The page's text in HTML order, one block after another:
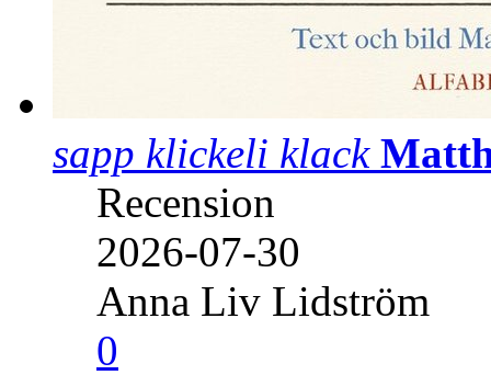
sapp klickeli klack
Recension
2026-07-30
Anna Liv Lidström
0